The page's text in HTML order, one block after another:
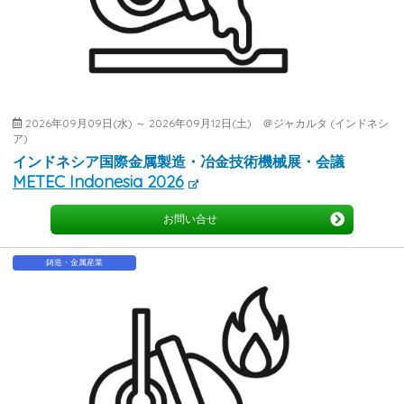
2026年09月09日(水) ～ 2026年09月12日(土) ＠ジャカルタ (インドネシ
ア)
インドネシア国際金属製造・冶金技術機械展・会議
METEC Indonesia 2026
お問い合せ
鋳造・金属産業